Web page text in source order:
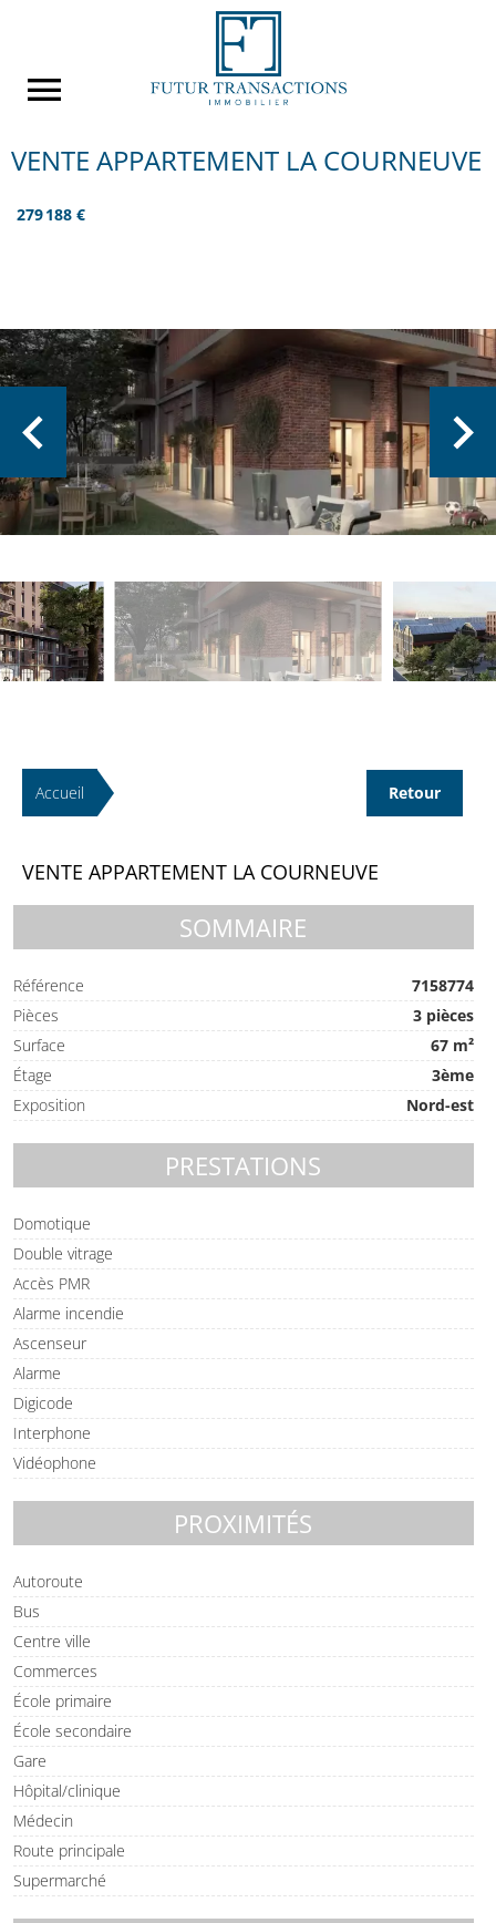
VENTE APPARTEMENT LA COURNEUVE
279 188 €
Accueil Retour
VENTE APPARTEMENT LA COURNEUVE
SOMMAIRE
Référence
7158774
Pièces
3 pièces
Surface
67 m²
Étage
3ème
Exposition
Nord-est
PRESTATIONS
Domotique
Double vitrage
Accès PMR
Alarme incendie
Ascenseur
Alarme
Digicode
Interphone
Vidéophone
PROXIMITÉS
Autoroute
Bus
Centre ville
Commerces
École primaire
École secondaire
Gare
Hôpital/clinique
Médecin
Route principale
Supermarché